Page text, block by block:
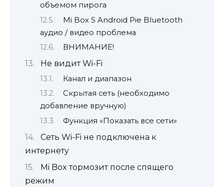
объемом пирога
Mi Box S Android Pie Bluetooth
аудио / видео проблема
ВНИМАНИЕ!
Не видит Wi-Fi
Канал и диапазон
Скрытая сеть (необходимо
добавление вручную)
Функция «Показать все сети»
Cеть Wi-Fi не подключена к
интернету
Mi Box тормозит после спящего
режим